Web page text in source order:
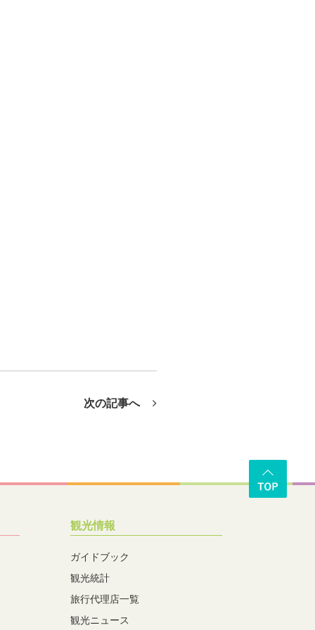
次の記事へ
観光情報
ガイドブック
観光統計
旅行代理店一覧
観光ニュース